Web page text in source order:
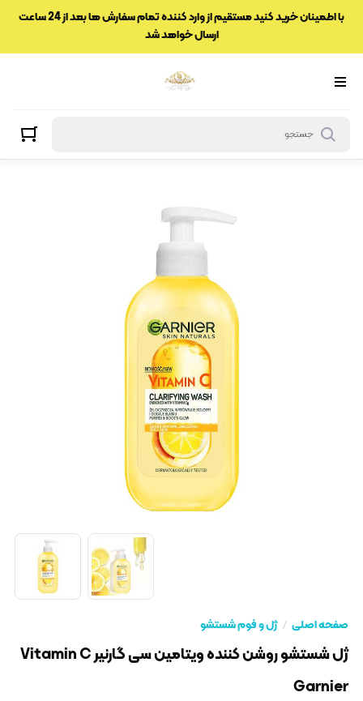
با اطمینان خرید کنید مستقیم از وارد کننده تمام سفارش ها بعد از 24 ساعت
ارسال خواهد شد
صفحه اصلی ژل و فوم شستشو
ژل شستشو روشن کننده ویتامین سی گارنیر Vitamin C
Garnier